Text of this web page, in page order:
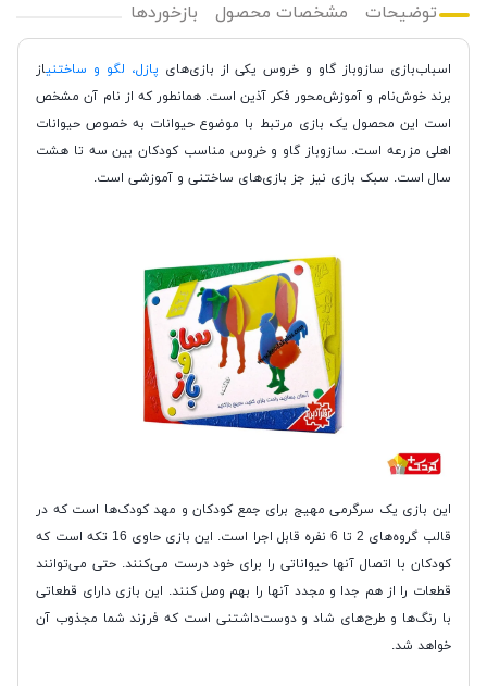
توضیحات مشخصات محصول بازخوردها
اسباب‌بازی سازوباز گاو و خروس یکی از بازی‌های پازل، لگو و ساختنیاز
برند خوش‌نام و آموزش‌محور فکر آذین است. همانطور که از نام آن مشخص
است این محصول یک بازی مرتبط با موضوع حیوانات به خصوص حیوانات
اهلی مزرعه است. سازوباز گاو و خروس مناسب کودکان بین سه تا هشت
سال است. سبک بازی نیز جز بازی‌های ساختنی و آموزشی است.
این بازی یک سرگرمی مهیج برای جمع کودکان و مهد کودک‌ها است که در
قالب گروه‌های 2 تا 6 نفره قابل اجرا است. این بازی حاوی 16 تکه است که
کودکان با اتصال آنها حیواناتی را برای خود درست می‌کنند. حتی می‌توانند
قطعات را از هم جدا و مجدد آنها را بهم وصل کنند. این بازی دارای قطعاتی
با رنگ‌ها و طرح‌های شاد و دوست‌داشتنی است که فرزند شما مجذوب آن
خواهد شد.